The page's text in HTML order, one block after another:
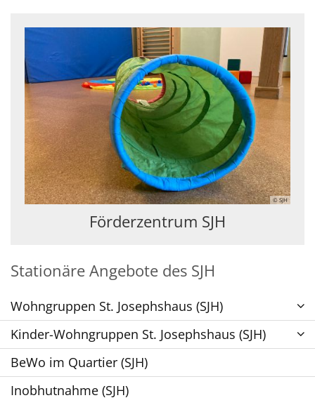
© SJH
Förderzentrum SJH
Stationäre Angebote des SJH
Wohngruppen St. Josephshaus (SJH)
Kinder-Wohngruppen St. Josephshaus (SJH)
BeWo im Quartier (SJH)
Inobhutnahme (SJH)